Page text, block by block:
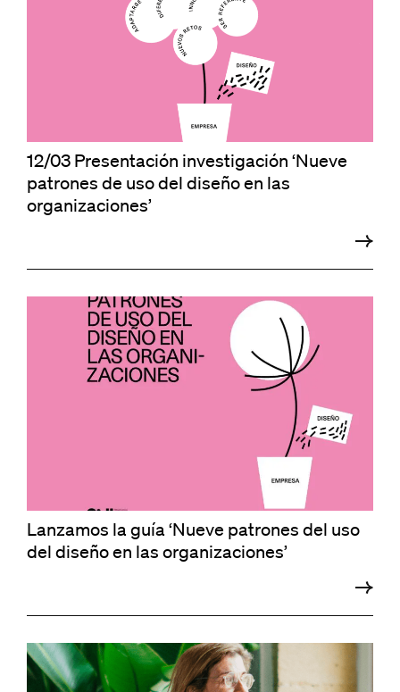
12/03 Presentación investigación ‘Nueve
patrones de uso del diseño en las
organizaciones’
Lanzamos la guía ‘Nueve patrones del uso
del diseño en las organizaciones’